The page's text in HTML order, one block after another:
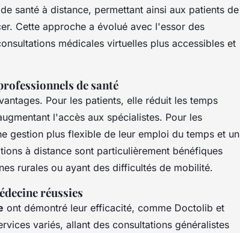
santé à distance, permettant ainsi aux patients de
Cette approche a évolué avec l'essor des
médicales virtuelles plus accessibles et
de santé
Pour les patients, elle réduit les temps
l'accès aux spécialistes. Pour les
gestion plus flexible de leur emploi du temps et un
à distance sont particulièrement bénéfiques
rurales ou ayant des difficultés de mobilité.
réussies
ont démontré leur efficacité, comme Doctolib et
variés, allant des consultations généralistes